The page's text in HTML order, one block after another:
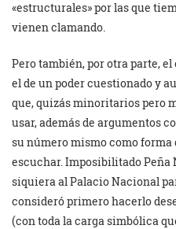
«estructurales» por las que
vienen clamando.
Pero también, por otra parte,
el de un poder cuestionado y
que, quizás minoritarios pero
usar, además de argumentos
su número mismo como forma
escuchar. Imposibilitado Peña
siquiera al Palacio Nacional
consideró primero hacerlo
(con toda la carga simbólica